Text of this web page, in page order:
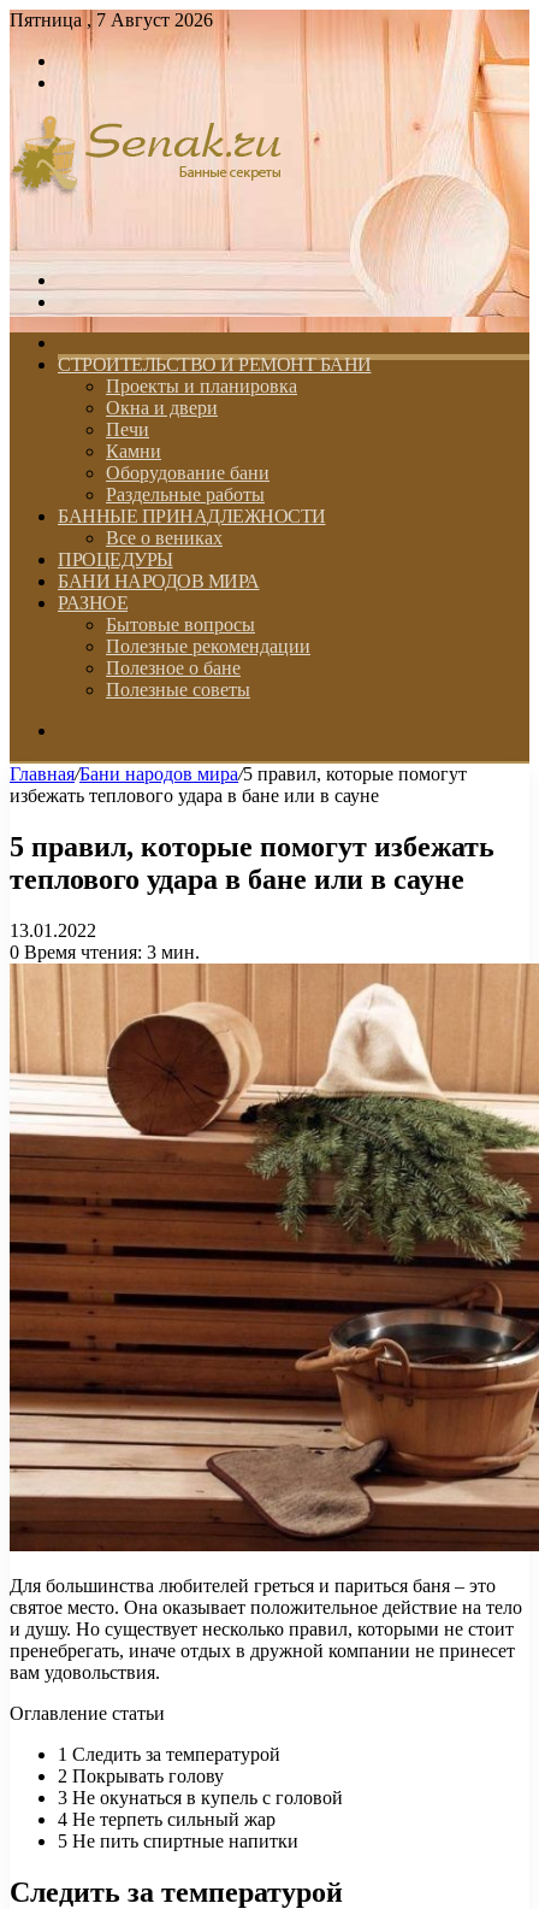
Пятница , 7 Август 2026
Войти
skin
СТРОИТЕЛЬСТВО И РЕМОНТ БАНИ
Проекты и планировка
Окна и двери
Печи
Камни
Оборудование бани
Раздельные работы
БАННЫЕ ПРИНАДЛЕЖНОСТИ
Все о вениках
ПРОЦЕДУРЫ
БАНИ НАРОДОВ МИРА
РАЗНОЕ
Бытовые вопросы
Полезные рекомендации
Полезное о бане
Полезные советы
Главная/Бани народов мира/5 правил, которые помогут
избежать теплового удара в бане или в сауне
5 правил, которые помогут избежать
теплового удара в бане или в сауне
13.01.2022
0 Время чтения: 3 мин.
Для большинства любителей греться и париться баня – это
святое место. Она оказывает положительное действие на тело
и душу. Но существует несколько правил, которыми не стоит
пренебрегать, иначе отдых в дружной компании не принесет
вам удовольствия.
Оглавление статьи
1 Следить за температурой
2 Покрывать голову
3 Не окунаться в купель с головой
4 Не терпеть сильный жар
5 Не пить спиртные напитки
Следить за температурой